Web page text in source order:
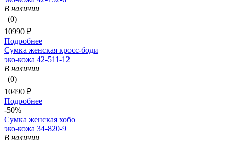
В наличии
(0)
10990 ₽
Подробнее
Сумка женская кросс-боди
эко-кожа 42-511-12
В наличии
(0)
10490 ₽
Подробнее
-50%
Сумка женская хобо
эко-кожа 34-820-9
В наличии